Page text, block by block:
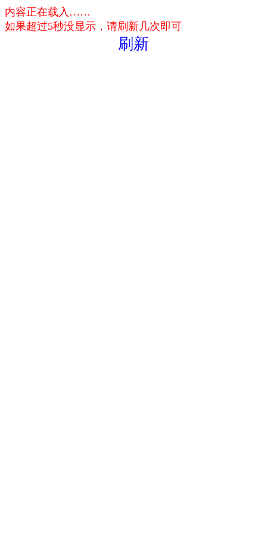
内容正在载入……
如果超过5秒没显示，请刷新几次即可
刷新